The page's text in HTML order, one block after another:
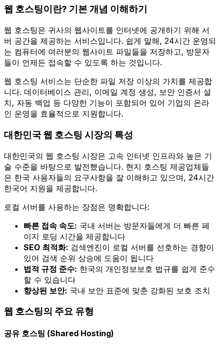
웹 호스팅이란? 기본 개념 이해하기
웹 호스팅은 귀사의 웹사이트를 인터넷에 공개하기 위해 서
버 공간을 제공하는 서비스입니다. 쉽게 말해, 24시간 운영되
는 컴퓨터에 여러분의 웹사이트 파일들을 저장하고, 방문자
들이 언제든 접속할 수 있도록 하는 것입니다.
웹 호스팅 서비스는 단순한 파일 저장 이상의 가치를 제공합
니다. 데이터베이스 관리, 이메일 계정 생성, 보안 인증서 설
치, 자동 백업 등 다양한 기능이 포함되어 있어 기업의 온라
인 운영을 효율적으로 지원합니다.
대한민국 웹 호스팅 시장의 특성
대한민국의 웹 호스팅 시장은 고속 인터넷 인프라와 높은 기
술 수준을 바탕으로 발전했습니다. 현지 호스팅 제공업체들
은 한국 사용자들의 요구사항을 잘 이해하고 있으며, 24시간
한국어 지원을 제공합니다.
로컬 서버를 사용하는 장점은 명확합니다:
빠른 접속 속도: 국내 서버는 방문자들에게 더 빠른 페
이지 로딩 시간을 제공합니다
SEO 최적화: 검색엔진이 로컬 서버를 선호하는 경향이
있어 검색 순위 상승에 도움이 됩니다
법적 규정 준수: 한국의 개인정보보호 법규를 쉽게 준수
할 수 있습니다
향상된 보안: 국내 보안 표준에 맞춘 강화된 보호 조치
웹 호스팅의 주요 유형
공유 호스팅 (Shared Hosting)